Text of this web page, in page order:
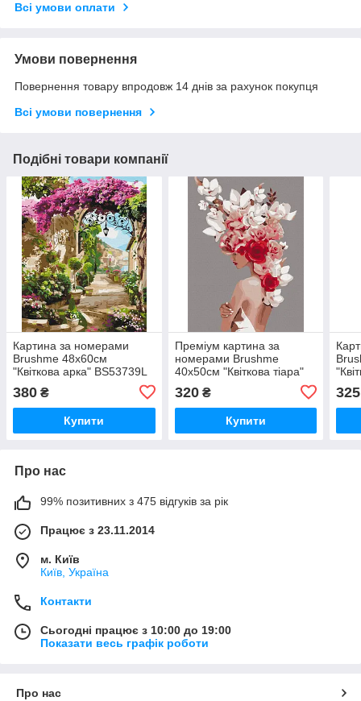
Всі умови оплати
Умови повернення
Повернення товару впродовж 14 днів за рахунок покупця
Всі умови повернення
Подібні товари компанії
Картина за номерами
Brushme 48x60см
"Квіткова арка" BS53739L
380 ₴
Купити
Преміум картина за
номерами Brushme
40x50см "Квіткова тіара"
320₴
Купити
325
Про нас
99% позитивних з 475 відгуків за рік
Працює з 23.11.2014
м. Київ
Київ, Україна
Контакти
Сьогодні працює з 10:00 до 19:00
Показати весь графік роботи
Про нас